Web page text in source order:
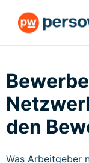
den
Was Arbeitgeber